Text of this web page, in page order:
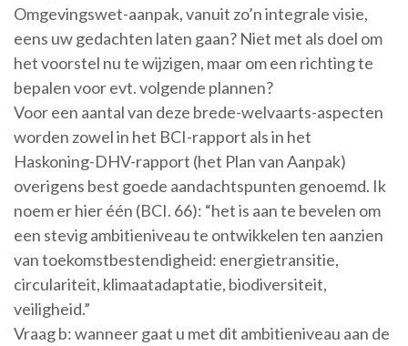
Omgevingswet-aanpak, vanuit zo’n integrale visie,
eens uw gedachten laten gaan? Niet met als doel om
het voorstel nu te wijzigen, maar om een richting te
bepalen voor evt. volgende plannen?
Voor een aantal van deze brede-welvaarts-aspecten
worden zowel in het BCI-rapport als in het
Haskoning-DHV-rapport (het Plan van Aanpak)
overigens best goede aandachtspunten genoemd. Ik
noem er hier één (BCI. 66): “het is aan te bevelen om
een stevig ambitieniveau te ontwikkelen ten aanzien
van toekomstbestendigheid: energietransitie,
circulariteit, klimaatadaptatie, biodiversiteit,
veiligheid.”
Vraag b: wanneer gaat u met dit ambitieniveau aan de